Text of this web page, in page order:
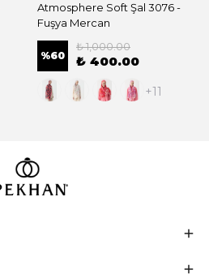
Atmosphere Soft Şal 3076 -
Fuşya Mercan
%60
₺ 1,000.00
₺ 400.00
+11